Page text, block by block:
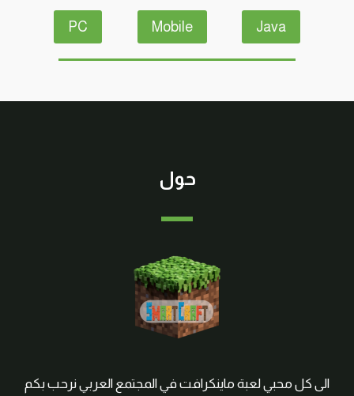
منها
ماين
كرافت
#SMARTCRAFT
Java
Mobile
PC
حول
الى كل محبي لعبة ماينكرافت في المجتمع العربي نرحب بكم